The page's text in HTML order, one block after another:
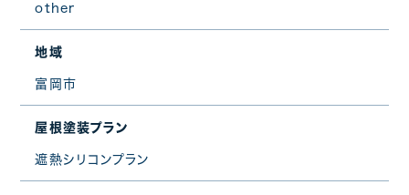
other
地域
富岡市
屋根塗装プラン
遮熱シリコンプラン